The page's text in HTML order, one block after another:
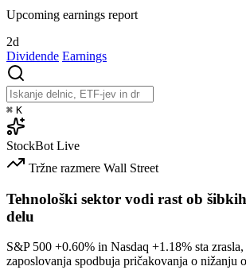
Upcoming earnings report
2d
Dividende Earnings
⌘ K
StockBot Live
Tržne razmere Wall Street
Tehnološki sektor vodi rast ob
delu
S&P 500 +0.60% in Nasdaq +1.18% sta
zaposlovanja spodbuja pričakovanja o nižanju